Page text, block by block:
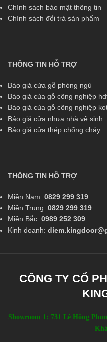
Chính sách bảo mật thông tin
Chính sách đổi trả sản phẩm
THÔNG TIN HỖ TRỢ
Báo giá cửa gỗ phòng ngủ
Báo giá của gỗ công nghiệp
Báo giá của gỗ công nghiệp
Báo giá cửa nhựa nhà vệ sinh
Báo giá cửa thép chống cháy
THÔNG TIN HỖ TRỢ
Miền Nam: 0829 299 319
Miền Trung: 0829 299 319
Miền Bắc: 0989 252 309
Kinh doanh:
CÔNG TY CỔ
Showroom 1: 731 Lê Hồng